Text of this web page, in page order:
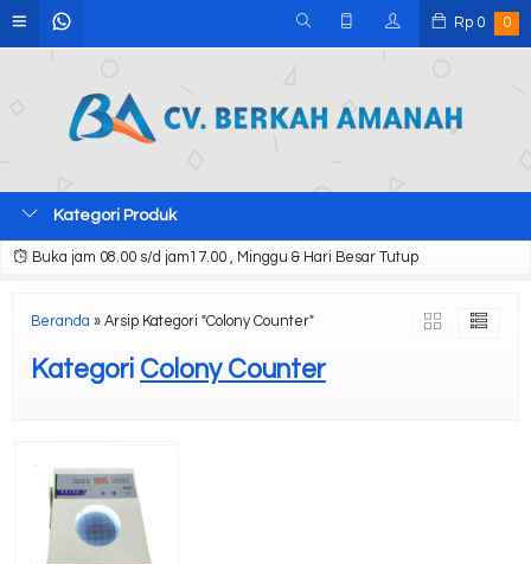
Rp 0 0
Kategori Produk
Buka jam 08.00 s/d jam17.00 , Minggu & Hari Besar Tutup
Beranda » Arsip Kategori "Colony Counter"
Kategori Colony Counter